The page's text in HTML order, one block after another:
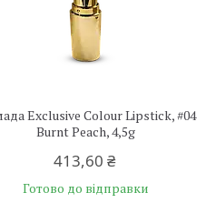
Exclusive Colour Lipstick, #04
Burnt Peach, 4,5g
413,60 ₴
Готово до відправки